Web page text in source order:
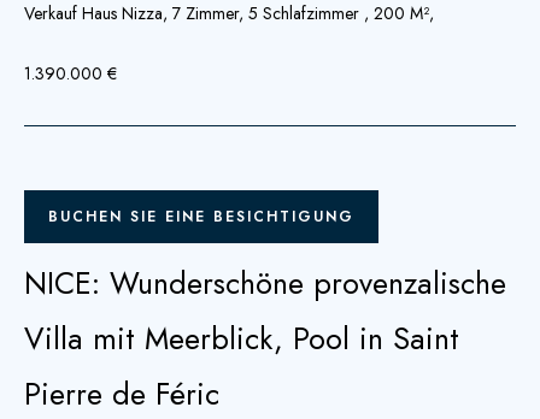
Verkauf Haus Nizza, 7 Zimmer, 5 Schlafzimmer , 200 M²,
1.390.000 €
BUCHEN SIE EINE BESICHTIGUNG
NICE: Wunderschöne provenzalische
Villa mit Meerblick, Pool in Saint
Pierre de Féric